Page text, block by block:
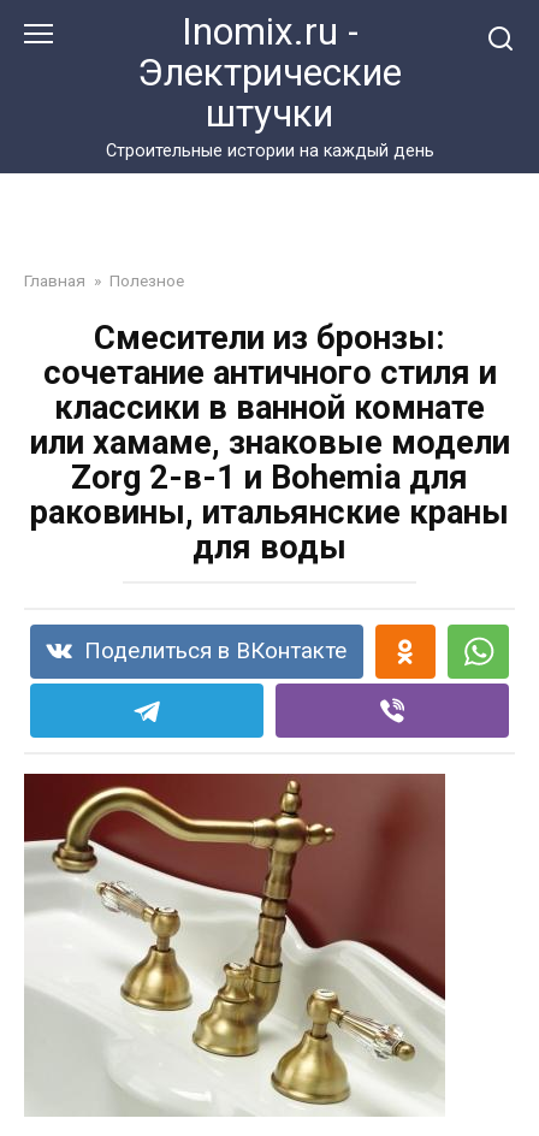
Inomix.ru -
Электрические
штучки
Cтроительные истории на каждый день
Главная » Полезное
Смесители из бронзы:
сочетание античного стиля и
классики в ванной комнате
или хамаме, знаковые модели
Zorg 2-в-1 и Bohemia для
раковины, итальянские краны
для воды
Поделиться в ВКонтакте